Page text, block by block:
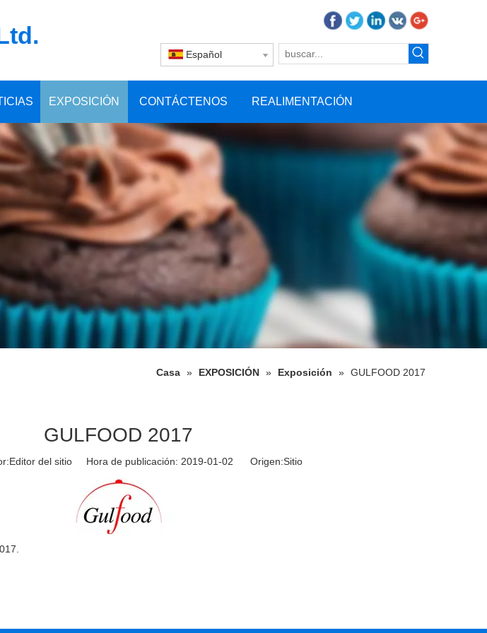
Español
EXPOSICIÓN CONTÁCTENOS REALIMENTACIÓN
Casa » EXPOSICIÓN » Exposición » GULFOOD 2017
GULFOOD 2017
del sitio Hora de publicación: 2019-01-02 Origen:Sitio